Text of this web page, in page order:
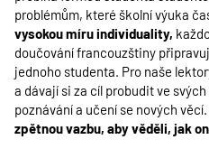
problémům, které školní výuka
vysokou míru individuality,
doučování francouzštiny
jednoho studenta. Pro naše
a dávají si za cíl probudit ve
poznávání a učení se nových věcí.
zpětnou vazbu, aby věděli, jak